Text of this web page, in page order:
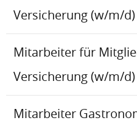
Versicherung (w/m/d)
Mitarbeiter für
Versicherung (w/m/d)
Mitarbeiter